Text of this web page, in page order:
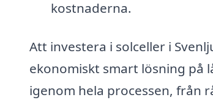
kostnaderna.
Att investera i solceller i
ekonomiskt smart lösning på
igenom hela processen, från